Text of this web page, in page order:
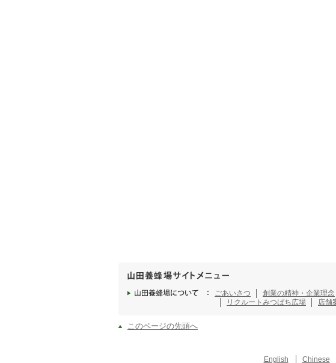
ごあいさつ 創業の精神・企業理念
リクルート みつばち広場 店舗
このページの先頭へ
English Chinese